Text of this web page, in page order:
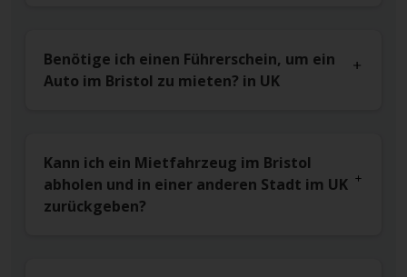
Benötige ich einen Führerschein, um ein
Auto im Bristol zu mieten? in UK
Kann ich ein Mietfahrzeug im Bristol
abholen und in einer anderen Stadt im UK
zurückgeben?